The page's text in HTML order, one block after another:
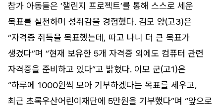
참가 아동들은 ‘챌린지 프로젝트’를 통해 스스로 세운
목표를 실천하며 성취감을 경험했다. 김모 양(고3)은
“자격증 취득을 목표했는데, 따고 나니 더 큰 목표가
생겼다”며 “현재 보유한 5개 자격증 외에도 컴퓨터 관련
자격증을 준비하고 있다”고 밝혔다. 이모 군(고1)은
“하루에 1000원씩 모아 기부하겠다는 목표를 세우고,
최근 초록우산어린이재단에 5만원을 기부했다”며 “앞으로